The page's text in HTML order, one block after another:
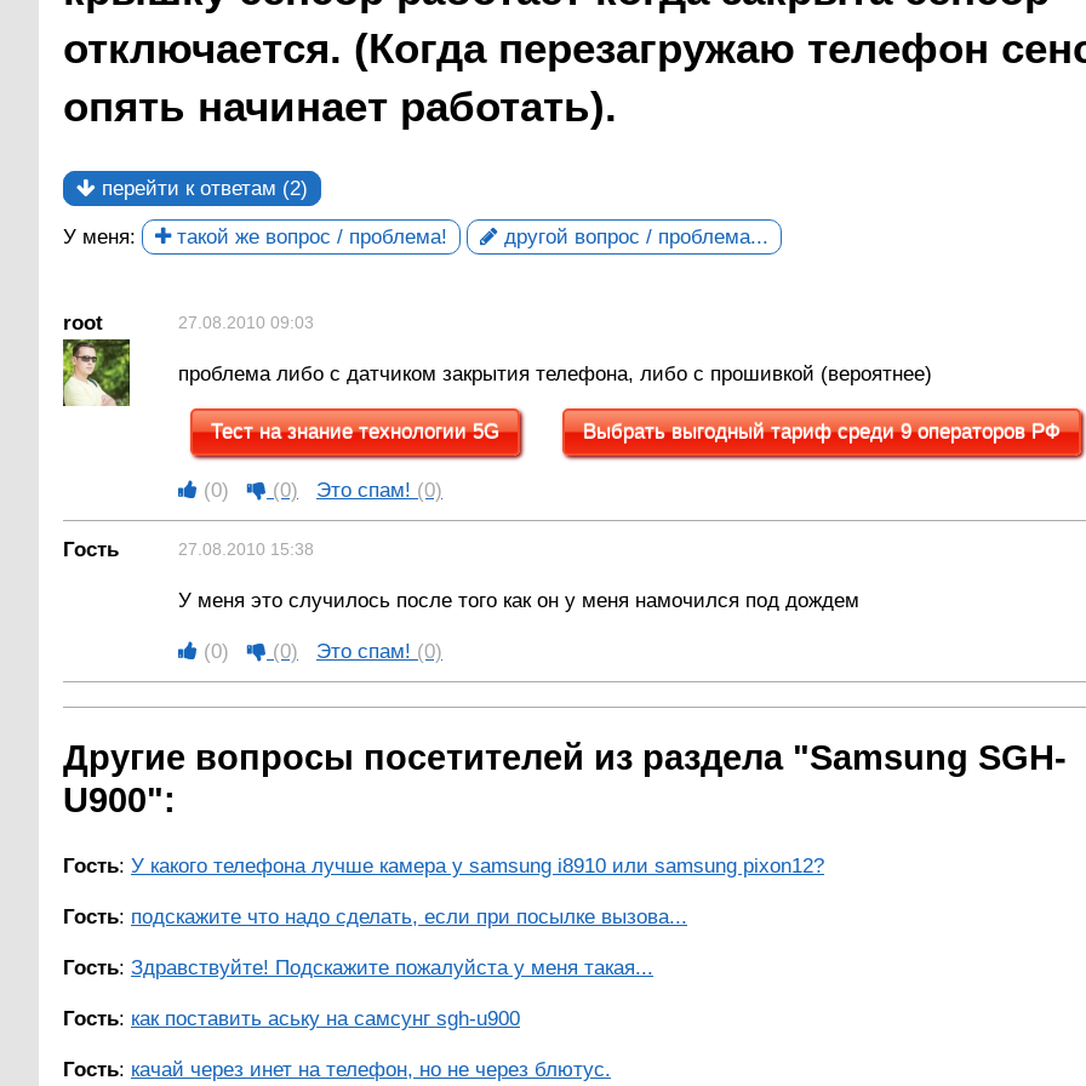
отключается. (Когда перезагружаю телефон
опять начинает работать).
перейти к ответам (2)
У меня: такой же вопрос / проблема! другой вопрос / проблема...
root 27.08.2010 09:03
проблема либо с датчиком закрытия телефона, либо с прошивкой (вероятнее)
Тест на знание технологии 5G Выбрать выгодный тариф среди 9 операторов РФ
(0) (0) Это спам! (0)
Гость 27.08.2010 15:38
У меня это случилось после того как он у меня намочился под дождем
(0) (0) Это спам! (0)
Другие вопросы посетителей из раздела "Samsung SGH-
U900":
Гость: У какого телефона лучше камера у samsung i8910 или samsung pixon12?
Гость: подскажите что надо сделать, если при посылке вызова...
Гость: Здравствуйте! Подскажите пожалуйста у меня такая...
Гость: как поставить аську на самсунг sgh-u900
Гость: качай через инет на телефон, но не через блютус.